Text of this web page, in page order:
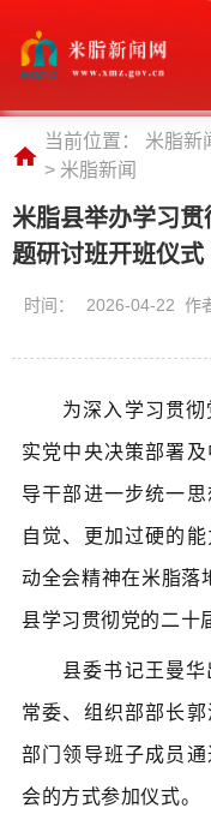
当前位置： 米脂新
> 米脂新闻
米脂县举办学习
题研讨班开班仪式
时间： 2026-04-22 作
为深入学习贯
实党中央决策部署
导干部进一步统一
自觉、更加过硬的
动全会精神在米脂落
县学习贯彻党的二十
县委书记王曼
常委、组织部部长
部门领导班子成员
会的方式参加仪式。